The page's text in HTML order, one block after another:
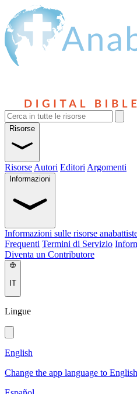
Risorse
Risorse Autori Editori Argomenti
Informazioni
Informazioni sulle risorse
Frequenti Termini di Servizio
Diventa un Contributore
IT
Lingue
English
Change the app language to